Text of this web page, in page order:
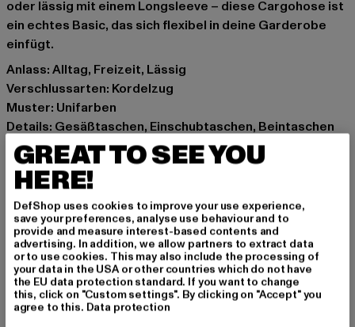
oder lässig mit einem Longsleeve – diese Cargohose ist
ein echtes Basic, das sich flexibel in deine Garderobe
einfügt.
Anlass: Alltag, Freizeit, Lässig
Verschlussarten: Kordelzug
Muster: Unifarben
Details: Gesäßtaschen, Einschubtaschen, Beintaschen
Schnitt: Locker
Marke: DEF
Kat.: Cargohosen
Farbe: grau
Hersteller Farbe: grey
Materialzusammensetzung: 100% Baumwolle
Art.Nr: DFCP070-00111
Hersteller: TB International GmbH |info@tbint.de
Dr.-Robert-Murjahn-Straße 7 | 64372 Ober-Ramstadt |
GREAT TO SEE YOU
HERE!
DefShop uses cookies to improve your use experience,
save your preferences, analyse use behaviour and to
provide and measure interest-based contents and
advertising. In addition, we allow partners to extract data
or to use cookies. This may also include the processing of
your data in the USA or other countries which do not have
the EU data protection standard. If you want to change
this, click on "Custom settings". By clicking on "Accept" you
agree to this. Data protection